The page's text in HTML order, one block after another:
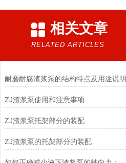
相关文章
RELATED ARTICLES
耐磨耐腐渣浆泵的结构特点及用途说明
ZJ渣浆泵使用和注意事项
ZJ渣浆泵托架部分的装配
ZJ渣浆泵的托架部分的装配